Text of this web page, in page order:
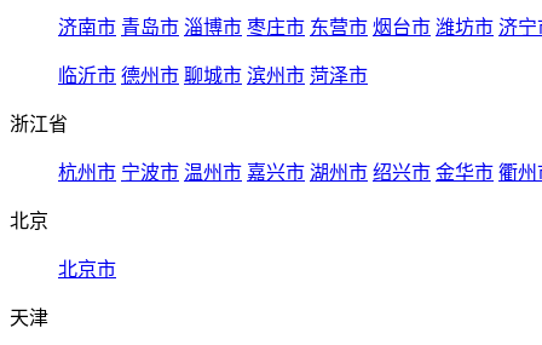
济南市 青岛市 淄博市 枣庄市 东营市 烟台市 潍坊市 济宁
临沂市 德州市 聊城市 滨州市 菏泽市
浙江省
杭州市 宁波市 温州市 嘉兴市 湖州市 绍兴市 金华市 衢州
北京
北京市
天津